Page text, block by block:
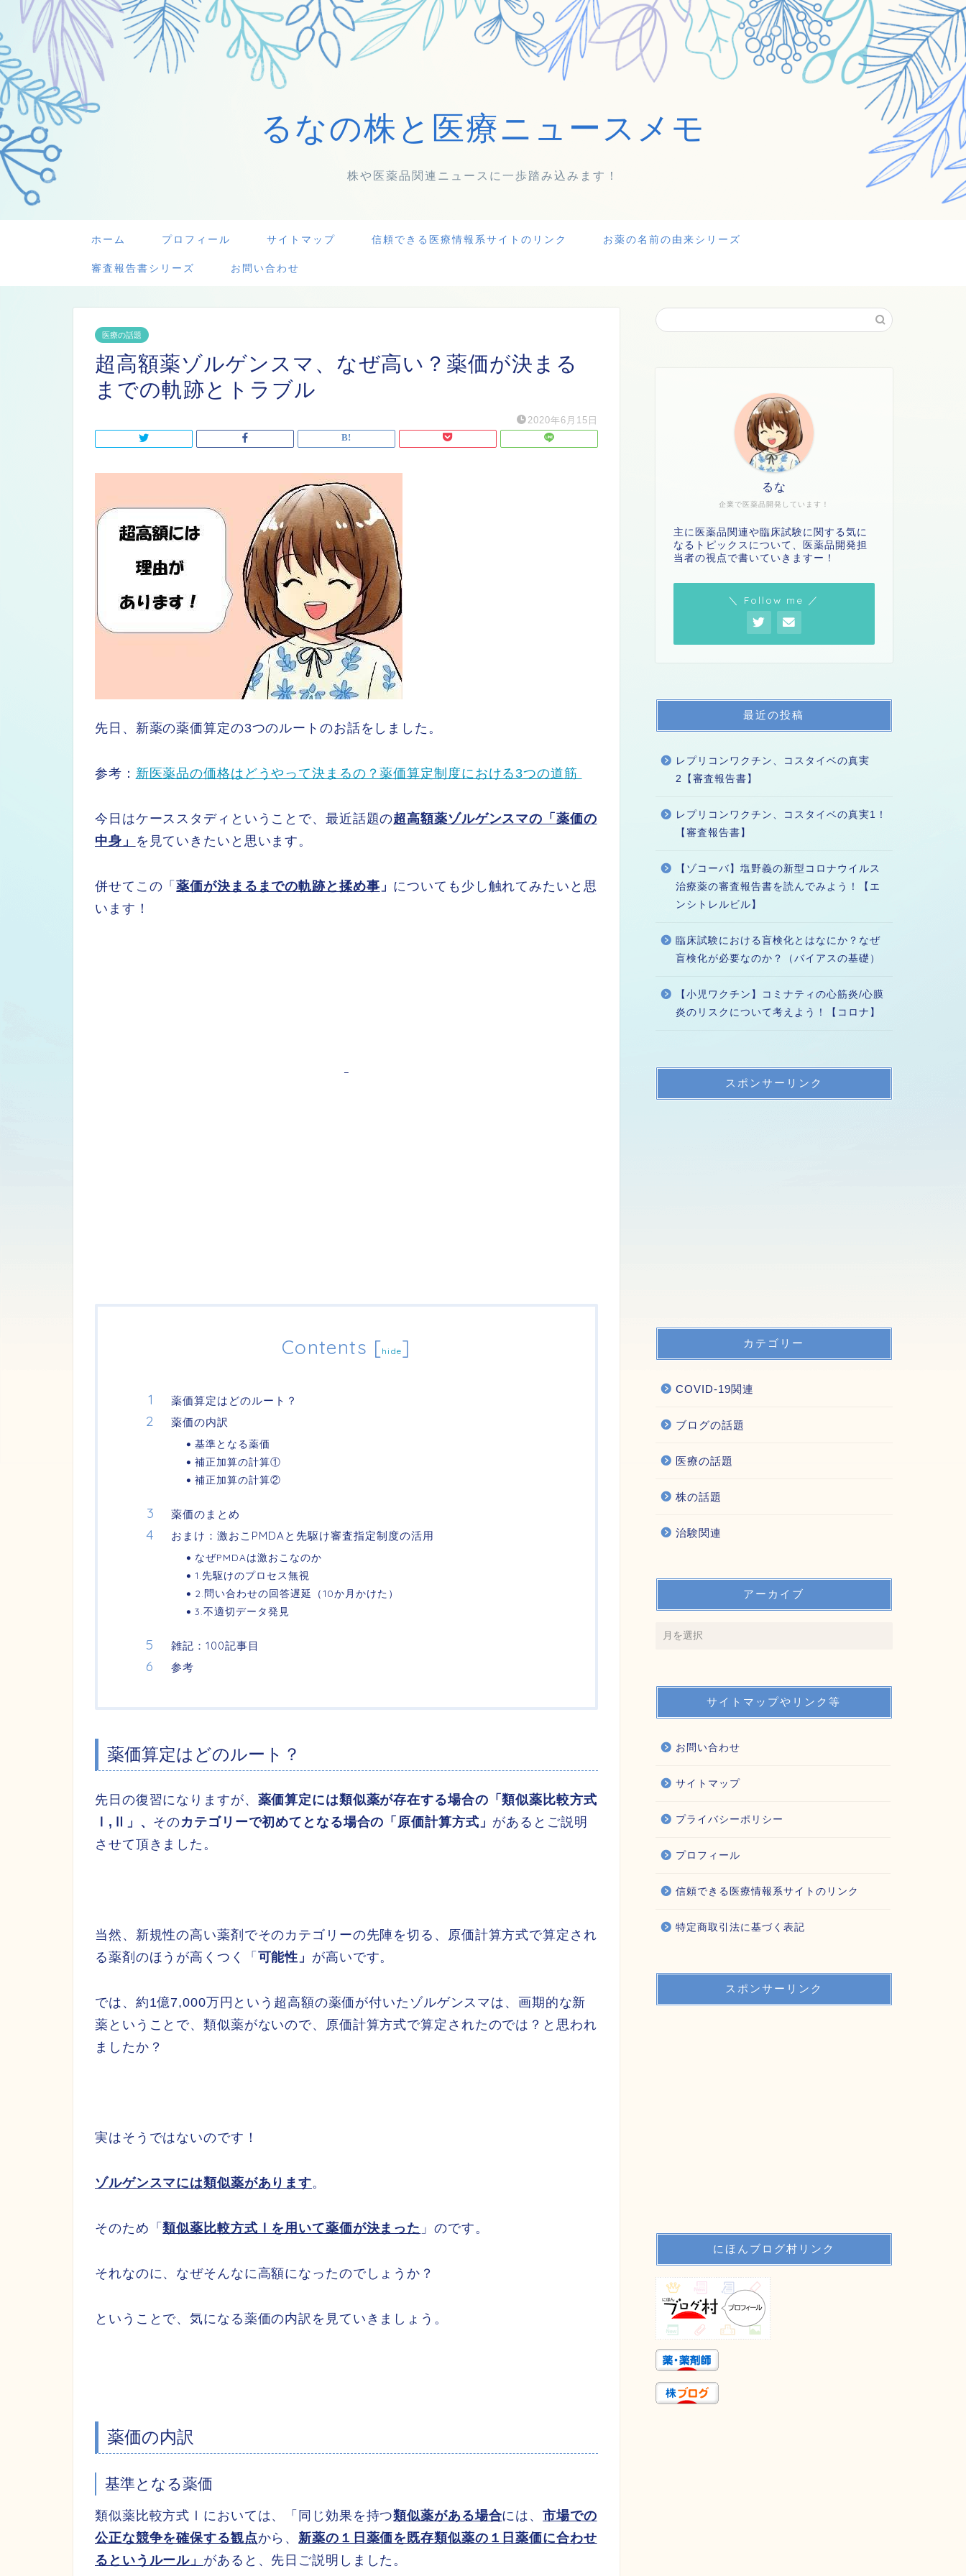
るなの株と医療ニュースメモ
株や医薬品関連ニュースに一歩踏み込みます！
ホーム プロフィール サイトマップ 信頼できる医療情報系サイトのリンク お薬の名前の由来シリーズ
審査報告書シリーズ お問い合わせ
医療の話題
超高額薬ゾルゲンスマ、なぜ高い？薬価が決まる
までの軌跡とトラブル
2020年6月15日
先日、新薬の薬価算定の3つのルートのお話をしました。
参考： 新医薬品の価格はどうやって決まるの？薬価算定制度における3つの道筋
今日はケーススタディということで、最近話題の超高額薬ゾルゲンスマの「薬価の
中身」
を見ていきたいと思います。
併せてこの「薬価が決まるまでの軌跡と揉め事 」 についても少し触れてみたいと思
います！
Contents [hide]
薬価算定はどのルート？
薬価の内訳
基準となる薬価
補正加算の計算①
補正加算の計算②
薬価のまとめ
おまけ：激おこPMDAと先駆け審査指定制度の活用
なぜPMDAは激おこなのか
1.先駆けのプロセス無視
2.問い合わせの回答遅延（10か月かけた）
3.不適切データ発見
雑記：100記事目
参考
薬価算定はどのルート？
先日の復習になりますが、 薬価算定には類似薬が存在する場合の「類似薬比較方式
Ⅰ,Ⅱ」、 そのカテゴリーで初めてとなる場合の「原価計算方式」 があるとご説明
させて頂きました。
当然、新規性の高い薬剤でそのカテゴリーの先陣を切る、原価計算方式で算定され
る薬剤のほうが高くつく「 可能性」 が高いです。
では、約1億7,000万円という超高額の薬価が付いたゾルゲンスマは、画期的な新
薬ということで、類似薬がないので、原価計算方式で算定されたのでは？と思われ
ましたか？
実はそうではないのです！
ゾルゲンスマには類似薬があります。
そのため「類似薬比較方式Ⅰを用いて薬価が決まった 」のです。
それなのに、なぜそんなに高額になったのでしょうか？
ということで、気になる薬価の内訳を見ていきましょう。
薬価の内訳
基準となる薬価
類似薬比較方式Ⅰにおいては、「同じ効果を持つ類似薬がある場合には、市場での
公正な競争を確保する観点から、 新薬の１日薬価を既存類似薬の１日薬価に合わせ
るというルール」 があると、先日ご説明しました。
企業で医薬品開発しています！
るな
主に医薬品関連や臨床試験に関する気に
なるトピックスについて、医薬品開発担
当者の視点で書いていきますー！
＼ Follow me ／
最近の投稿
レプリコンワクチン、コスタイベの真実
2【審査報告書】
レプリコンワクチン、コスタイベの真実1！
【審査報告書】
【ゾコーバ】塩野義の新型コロナウイルス
治療薬の審査報告書を読んでみよう！【エ
ンシトレルビル】
臨床試験における盲検化とはなにか？なぜ
盲検化が必要なのか？（バイアスの基礎）
【小児ワクチン】コミナティの心筋炎/心膜
炎のリスクについて考えよう！【コロナ】
スポンサーリンク
カテゴリー
COVID-19関連
ブログの話題
医療の話題
株の話題
治験関連
アーカイブ
サイトマップやリンク等
お問い合わせ
サイトマップ
プライバシーポリシー
プロフィール
信頼できる医療情報系サイトのリンク
特定商取引法に基づく表記
スポンサーリンク
にほんブログ村リンク